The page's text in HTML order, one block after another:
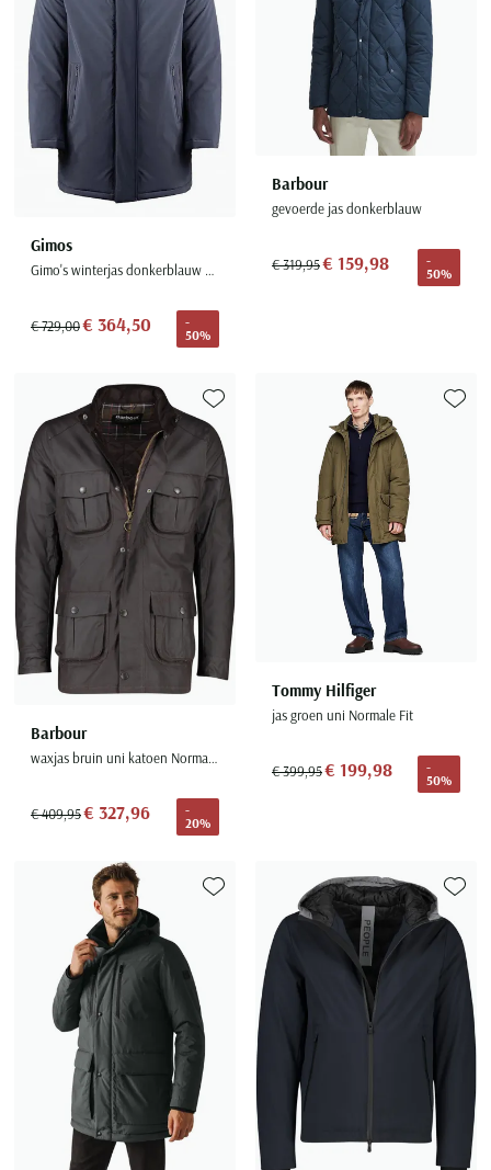
Gimos
Gimo's winterjas donkerblauw normale fit
€ 729,00€ 364,50
-
50%
Barbour
gevoerde jas donkerblauw
€ 319,95€ 159,98
-
50%
Barbour
waxjas bruin uni katoen Normale Fit
€ 409,95€ 327,96
-
20%
Toevoegen aan favorieten
Tommy Hilfiger
jas groen uni Normale Fit
€ 399,95€ 199,98
-
50%
Toevoegen aan favorieten